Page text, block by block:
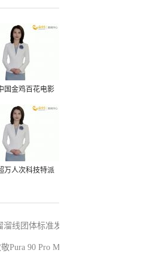
国金鸡百花电影
影巡展31日启动
万人次科技特派
线团体标准发
Pura 90 Pro Max